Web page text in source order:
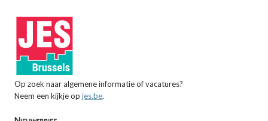
Op zoek naar algemene informatie of vacatures?
Neem een kijkje opjes.be.